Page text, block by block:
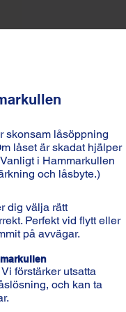
skonsam låsöppning
låset är skadat hjälper
i Hammarkullen
och låsbyte.)
dig välja rätt
Perfekt vid flytt eller
på avvägar.
förstärker utsatta
och kan ta